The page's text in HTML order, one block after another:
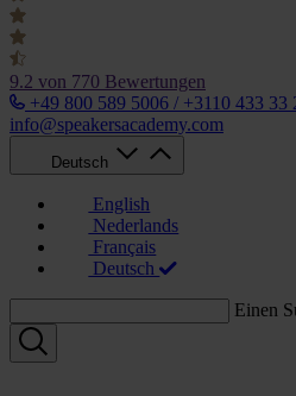
9.2 von 770 Bewertungen
+49 800 589 5006 / +3110 433 33
info@speakersacademy.com
Deutsch
English
Nederlands
Français
Deutsch
Einen